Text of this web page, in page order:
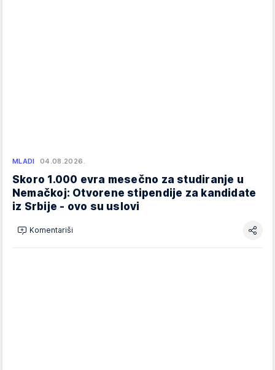
MLADI 04.08.2026.
Skoro 1.000 evra mesečno za studiranje u
Nemačkoj: Otvorene stipendije za kandidate
iz Srbije - ovo su uslovi
Komentariši